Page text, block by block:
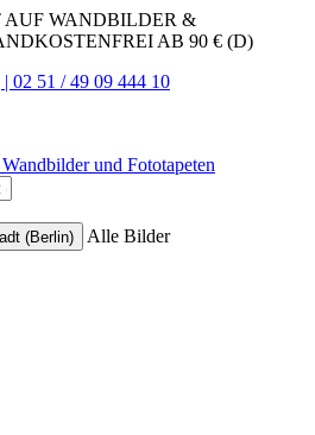
AUF WANDBILDER &
AB 90 € (D)
02 51 / 49 09 444 10
(Berlin)
Alle Bilder